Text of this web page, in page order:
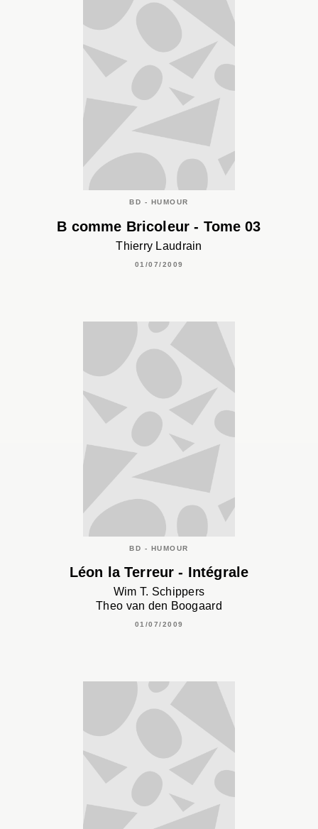
BD - HUMOUR
B comme Bricoleur - Tome 03
Thierry Laudrain
01/07/2009
BD - HUMOUR
Léon la Terreur - Intégrale
Wim T. Schippers
Theo van den Boogaard
01/07/2009